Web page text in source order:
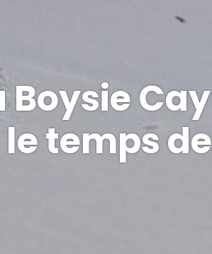
Boysie Cay
le temps de